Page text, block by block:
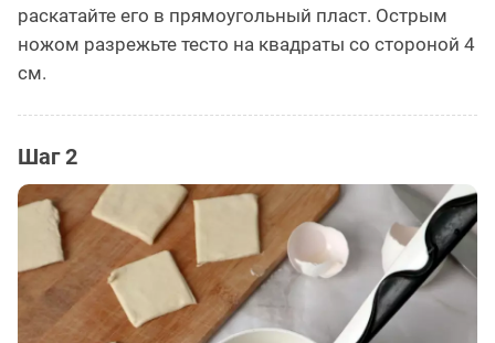
раскатайте его в прямоугольный пласт. Острым
ножом разрежьте тесто на квадраты со стороной 4
см.
Шаг 2